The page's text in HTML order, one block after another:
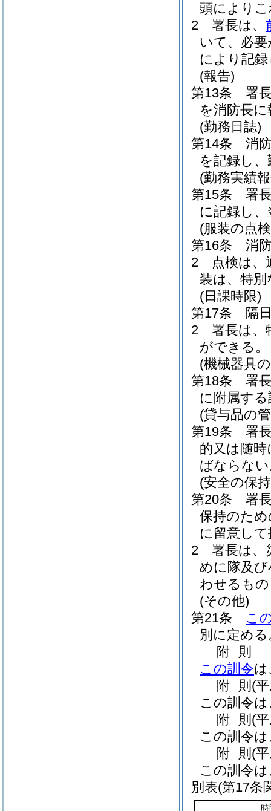
頭により
2
署長は、
いて、必
により記
(報告)
第13条
署
を消防長
(勤務日誌)
第14条
消
を記録し
(勤務実績
第15条
署
に記録し
(服装の点
第16条
消
2
点検は、
装は、特
(日課時限)
第17条
隔
2
署長は、
ができる。
(機械器具
第18条
署
に附属す
(貸与品の
第19条
署
的又は随
ばならな
(安全の保
第20条
署
保持のた
に留意し
2
署長は、
めに隊及
わせるも
(その他)
第21条
こ
別に定める
附 則
この訓令は
附 則 (
この訓令
附 則 (
この訓令
附 則 (
この訓令
別表(第17条
時